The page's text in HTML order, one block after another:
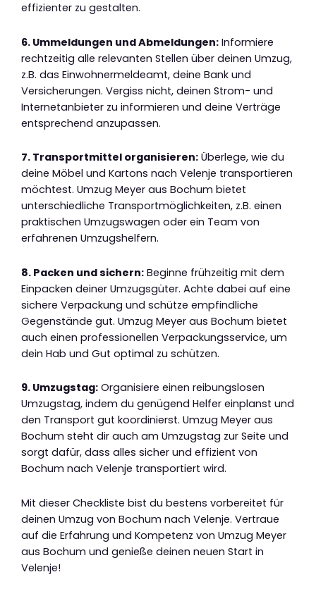
effizienter zu gestalten.
6. Ummeldungen und Abmeldungen: Informiere
rechtzeitig alle relevanten Stellen über deinen Umzug,
z.B. das Einwohnermeldeamt, deine Bank und
Versicherungen. Vergiss nicht, deinen Strom- und
Internetanbieter zu informieren und deine Verträge
entsprechend anzupassen.
7. Transportmittel organisieren: Überlege, wie du
deine Möbel und Kartons nach Velenje transportieren
möchtest. Umzug Meyer aus Bochum bietet
unterschiedliche Transportmöglichkeiten, z.B. einen
praktischen Umzugswagen oder ein Team von
erfahrenen Umzugshelfern.
8. Packen und sichern: Beginne frühzeitig mit dem
Einpacken deiner Umzugsgüter. Achte dabei auf eine
sichere Verpackung und schütze empfindliche
Gegenstände gut. Umzug Meyer aus Bochum bietet
auch einen professionellen Verpackungsservice, um
dein Hab und Gut optimal zu schützen.
9. Umzugstag: Organisiere einen reibungslosen
Umzugstag, indem du genügend Helfer einplanst und
den Transport gut koordinierst. Umzug Meyer aus
Bochum steht dir auch am Umzugstag zur Seite und
sorgt dafür, dass alles sicher und effizient von
Bochum nach Velenje transportiert wird.
Mit dieser Checkliste bist du bestens vorbereitet für
deinen Umzug von Bochum nach Velenje. Vertraue
auf die Erfahrung und Kompetenz von Umzug Meyer
aus Bochum und genieße deinen neuen Start in
Velenje!